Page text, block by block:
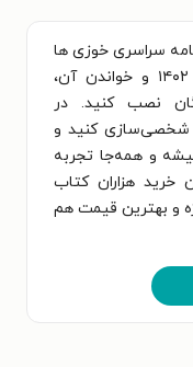
سراسری خوزی ها
ـ شماره ۶۸۲ ـ چهارشنبه ۱۵ آذرماه ۱۴۰۲ و خواندن آن،
نصب کنید. در
شخصی‌سازی کنید و
و همه‌جا تجربه
خرید هزاران کتاب
و بهترین قیمت هم